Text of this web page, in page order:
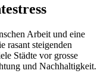
Arbeit und eine
rasant steigenden
Städte vor grosse
und Nachhaltigkeit.